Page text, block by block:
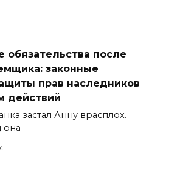
обязательства после
законные
прав наследников
действий
застал Анну врасплох.
она